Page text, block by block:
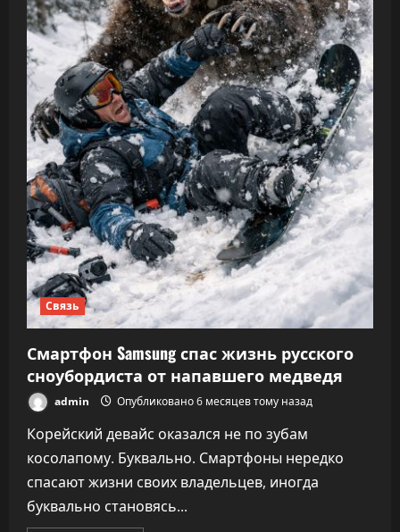
Связь
Смартфон Samsung спас жизнь русского
сноубордиста от напавшего медведя
admin Опубликовано 6 месяцев тому назад
Корейский девайс оказался не по зубам
косолапому. Буквально. Смартфоны нередко
спасают жизни своих владельцев, иногда
буквально становясь...